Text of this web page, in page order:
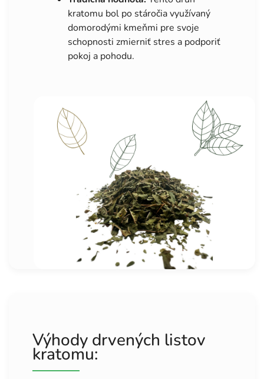
kratomu bol po stáročia využívaný
domorodými kmeňmi pre svoje
schopnosti zmierniť stres a podporiť
pokoj a pohodu.
Výhody drvených listov
kratomu: